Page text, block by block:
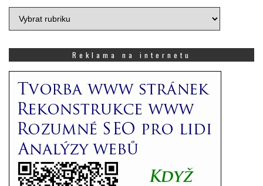
Vyberte
si,
zajímá
Reklama na internetu